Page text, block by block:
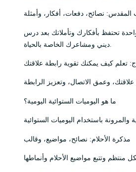
المقدس: نصائح، دفعات، أفكار، وأمثلة
تحتفظ بأفكارك وتأملاتك بعد درس
تعلم كيف يمكنك تقوية رابطة علاقتك
ما هو اليوميات الستوائية اليومية؟
مذكرة الأحلام: نصائح، مواضيع، وقالب